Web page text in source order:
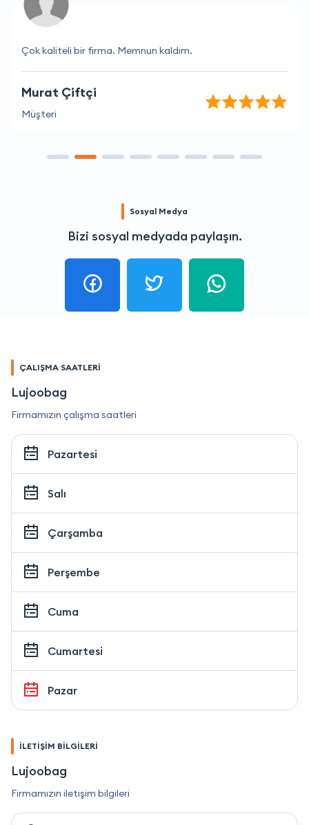
Çok kaliteli bir firma. Memnun kaldım.
Murat Çiftçi
Müşteri
Sosyal Medya
Bizi sosyal medyada paylaşın.
ÇALIŞMA SAATLERİ
Lujoobag
Firmamızın çalışma saatleri
Pazartesi
Salı
Çarşamba
Perşembe
Cuma
Cumartesi
Pazar
İLETİŞİM BİLGİLERİ
Lujoobag
Firmamızın iletişim bilgileri